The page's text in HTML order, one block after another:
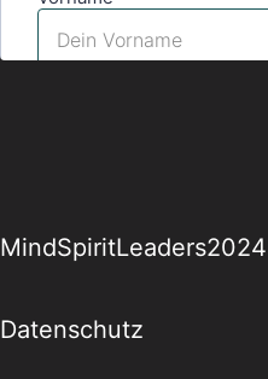
MindSpiritLeaders2024
Datenschutz